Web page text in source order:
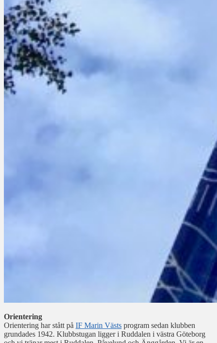
Orientering
Orientering har stått på IF Marin Västs program sedan klubben
grundades 1942. Klubbstugan ligger i Ruddalen i västra Göteborg